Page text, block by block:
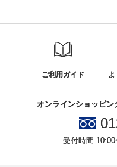
ご利用ガイド よ
オンラインショッピ
受付時間 10:00